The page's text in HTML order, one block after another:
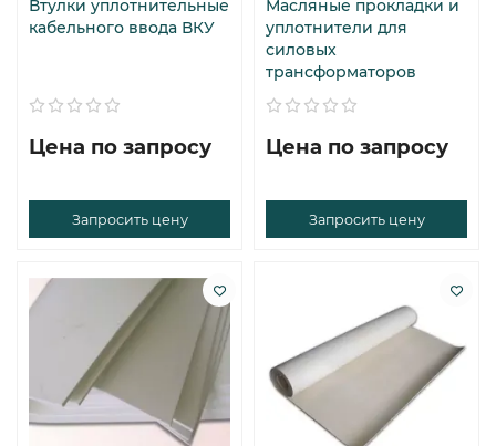
Втулки уплотнительные
кабельного ввода ВКУ
Цена по запросу
Запросить цену
Масляные прокладки и
уплотнители для
силовых
трансформаторов
Цена по запросу
Запросить цену